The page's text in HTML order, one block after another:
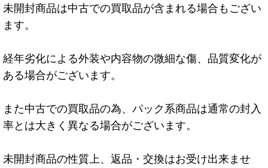
未開封商品は中古での買取品が含まれる場合もござい
ます。
経年劣化による外装や内容物の微細な傷、品質変化が
ある場合がございます。
また中古での買取品の為、パック系商品は通常の封入
率とは大きく異なる場合がございます。
未開封商品の性質上、返品・交換はお受け出来ませ